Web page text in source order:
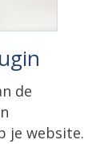
de
je website.